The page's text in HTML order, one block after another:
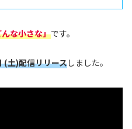
な小さな」です。
(土)配信リリースしました。